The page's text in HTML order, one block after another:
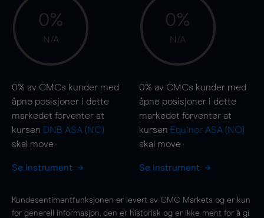
0%
N/A
0% av CMCs kunder med
åpne posisjoner i dette
markedet forventer at
kursen DNB ASA (NO)
skal move
Se instrument
0%
N/A
0% av CMCs kunder med
åpne posisjoner i dette
markedet forventer at
kursen Equinor ASA (NO)
skal move
Se instrument
Kundesentimentfunksjonen er levert av CMC Markets og er kun
for generell informasjon, den er historisk og er ikke ment for å gi